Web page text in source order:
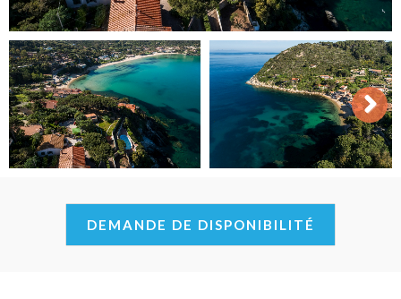
Next
DEMANDE DE DISPONIBILITÉ